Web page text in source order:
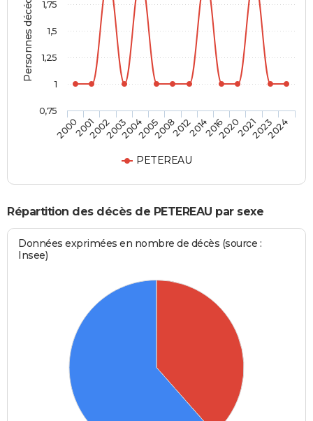
Personnes décédées
PETEREAU
20002001200220032004200520082012201420162020202120232024
0,75
1
1,25
1,5
1,75
Répartition des décès de PETEREAU par sexe
Données exprimées en nombre de décès (source :
Insee)